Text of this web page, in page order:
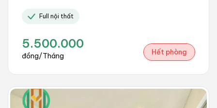
Full nội thất
5.500.000
đồng/Tháng Hết phòng